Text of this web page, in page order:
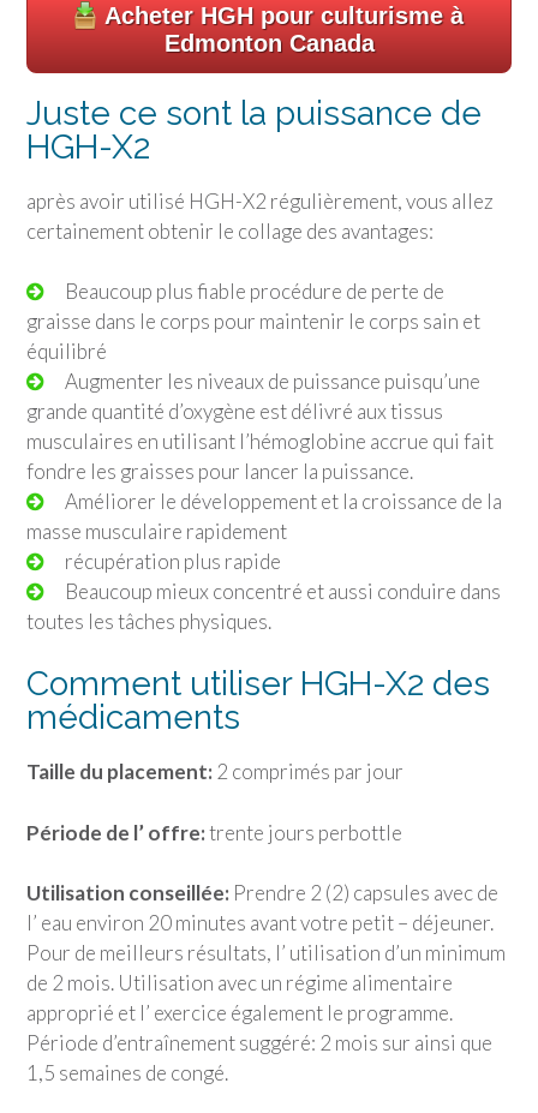
Acheter HGH pour culturisme à
Edmonton Canada
Juste ce sont la puissance de
HGH-X2
après avoir utilisé HGH-X2 régulièrement, vous allez
certainement obtenir le collage des avantages:
Beaucoup plus fiable procédure de perte de
graisse dans le corps pour maintenir le corps sain et
équilibré
Augmenter les niveaux de puissance puisqu’une
grande quantité d’oxygène est délivré aux tissus
musculaires en utilisant l’hémoglobine accrue qui fait
fondre les graisses pour lancer la puissance.
Améliorer le développement et la croissance de la
masse musculaire rapidement
récupération plus rapide
Beaucoup mieux concentré et aussi conduire dans
toutes les tâches physiques.
Comment utiliser HGH-X2 des
médicaments
Taille du placement: 2 comprimés par jour
Période de l’ offre:trente jours perbottle
Utilisation conseillée: Prendre 2 (2) capsules avec de
l’ eau environ 20 minutes avant votre petit – déjeuner.
Pour de meilleurs résultats, l’ utilisation d’un minimum
de 2 mois. Utilisation avec un régime alimentaire
approprié et l’ exercice également le programme.
Période d’entraînement suggéré: 2 mois sur ainsi que
1,5 semaines de congé.